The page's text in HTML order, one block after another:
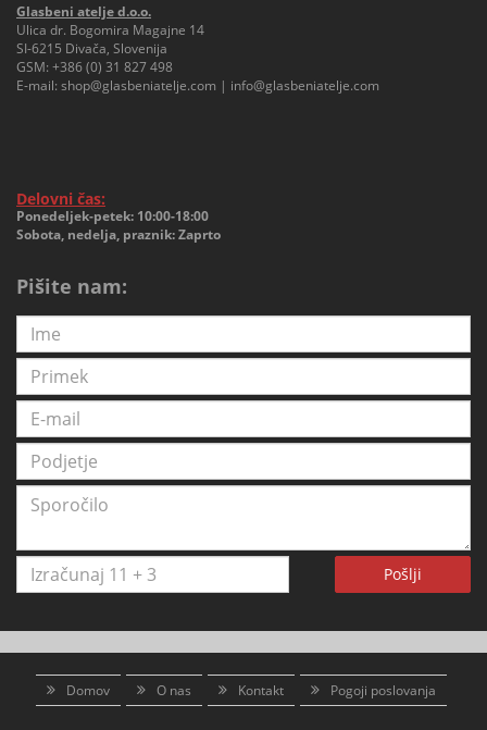
Glasbeni atelje d.o.o.
Ulica dr. Bogomira Magajne 14
SI-6215 Divača, Slovenija
GSM: +386 (0) 31 827 498
E-mail: shop@glasbeniatelje.com | info@glasbeniatelje.com
Delovni čas:
Ponedeljek-petek: 10:00-18:00
Sobota, nedelja, praznik: Zaprto
Pišite nam:
Pošlji
Domov O nas Kontakt Pogoji poslovanja